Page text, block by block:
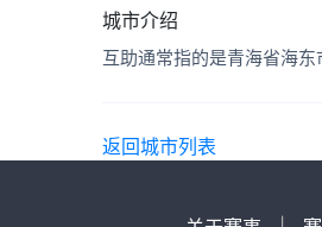
城市介绍
返回城市列表